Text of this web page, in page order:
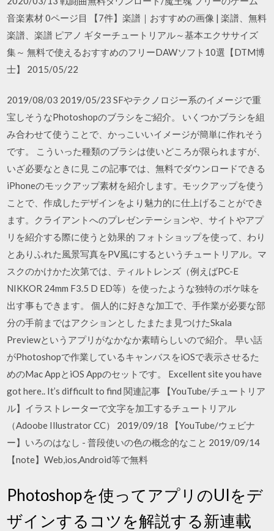
音楽素材 0ページ目 【7件】楽譜｜おすすめの画像 | 楽譜、無料
楽譜、楽譜 ピアノ ギターチュートリアル～基本エクササイズ
集～ 無料で使えるおすすめのフリーDAWソフト10選【DTM博
士】 2015/05/22
2019/08/03 2019/05/23 SFやテクノロジー系のイメージで重
宝しそうなPhotoshopのブラシをご紹介。 いくつかブラシを組
み合わせて使うことで、かっこいいイメージが簡単に作れそう
です。 こういった種類のブラシは使いどころが限られますが、
いざ必要なときに見 この記事では、無料でダウンロードできる
iPhoneのモックアップ素材を紹介します。モックアップを使う
ことで、作成したデザインをより魅力的に仕上げることができ
ます。クライアントへのプレゼンテーションや、サイトやアプ
リを紹介する際に使うと効果的 フォトショップを使って、わり
とありふれた風景写真をPV風にするというチュートリアル。マ
スクのかけかた次第では、ティルトレンズ（例えばPC-E
NIKKOR 24mm F3.5 D ED等）を使ったような独特のボケ味を
出す事もできます。 個人的に好きな加工で、手作業が必要な部
分の手前まではアクションとし たまたま見つけたSkala
Previewというアプリがなかなか素晴らしいので紹介。 早い話
がPhotoshopで作業しているキャンバスをiOSで表示させるた
めのMac AppとiOS Appのセットです。 Excellent site you have
got here.. It’s difficult to find 関連記事 【YouTube/チュートリア
ル】イラストレーターで文字を加工するチュートリアル
（Adoobe Illustrator CC） 2019/09/18 【YouTube/ウェビナ
ー】いろのはなし - 普段使いの色の概念的なこと 2019/09/14
【note】Web,ios,Android等で無料
Photoshopを使ってアプリのUIをデ
ザインするコツを解説する新連載